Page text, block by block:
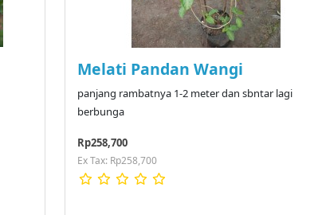
Melati Pandan Wangi
panjang rambatnya 1-2 meter dan sbntar lagi
berbunga
Rp258,700
Ex Tax: Rp258,700